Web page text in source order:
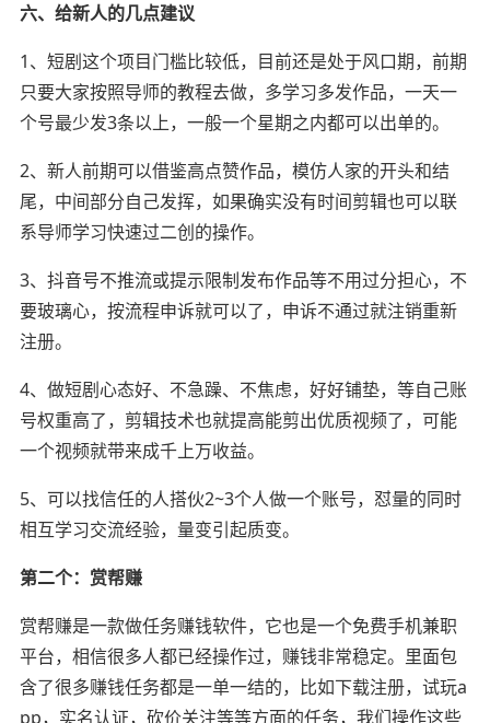
六、给新人的几点建议
1、短剧这个项目门槛比较低，目前还是处于风口期，前期
只要大家按照导师的教程去做，多学习多发作品，一天一
个号最少发3条以上，一般一个星期之内都可以出单的。
2、新人前期可以借鉴高点赞作品，模仿人家的开头和结
尾，中间部分自己发挥，如果确实没有时间剪辑也可以联
系导师学习快速过二创的操作。
3、抖音号不推流或提示限制发布作品等不用过分担心，不
要玻璃心，按流程申诉就可以了，申诉不通过就注销重新
注册。
4、做短剧心态好、不急躁、不焦虑，好好铺垫，等自己账
号权重高了，剪辑技术也就提高能剪出优质视频了，可能
一个视频就带来成千上万收益。
5、可以找信任的人搭伙2~3个人做一个账号，怼量的同时
相互学习交流经验，量变引起质变。
第二个：赏帮赚
赏帮赚是一款做任务赚钱软件，它也是一个免费手机兼职
平台，相信很多人都已经操作过，赚钱非常稳定。里面包
含了很多赚钱任务都是一单一结的，比如下载注册，试玩a
pp，实名认证，砍价关注等等方面的任务，我们操作这些